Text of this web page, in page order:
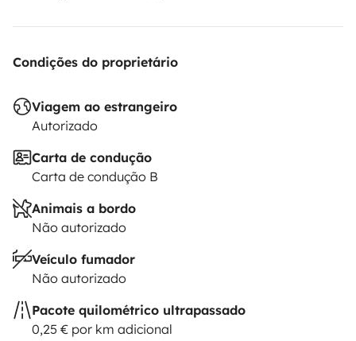
Condições do proprietário
Viagem ao estrangeiro
Autorizado
Carta de condução
Carta de condução B
Animais a bordo
Não autorizado
Veículo fumador
Não autorizado
Pacote quilométrico ultrapassado
0,25 € por km adicional